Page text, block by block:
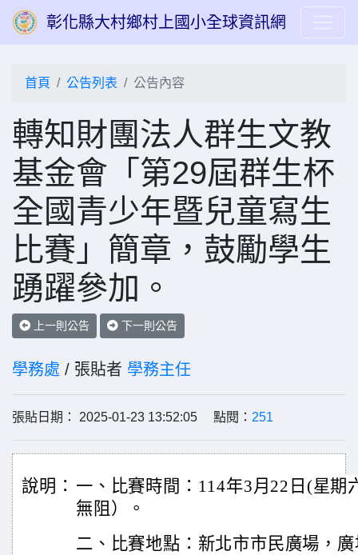
彰化縣大村鄉村上國小全球資訊網
首頁 公告列表 公告內容
轉知財團法人群生文教
基金會「第29屆群生杯
全國青少年暨兒童寫生
比賽」簡章，鼓勵學生
踴躍參加。
上一則公告 下一則公告
學務處 / 張貼者 學務主任
張貼日期： 2025-01-23 13:52:05 點閱： 251
說明： 一、比賽時間：114年3月22日(星期
無阻）。
二、比賽地點：新北市市民廣場，